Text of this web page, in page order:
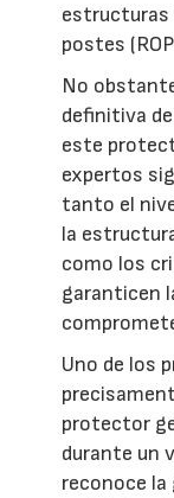
estructuras
postes
No
definitiva
este
expertos
tanto el
la
como los
garanticen
Uno de los
protector
durante un
reconoce la